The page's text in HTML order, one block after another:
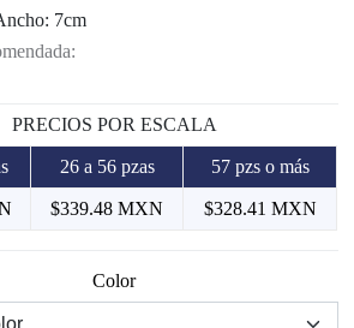
7cm
PRECIOS POR ESCALA
26 a 56 pzas 57 pzs o más
$339.48 MXN $328.41 MXN
Color